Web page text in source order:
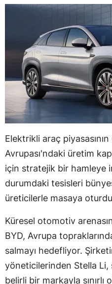
Elektrikli araç
Avrupası'ndaki üretim
için stratejik bir hamleye
durumdaki tesisleri
üreticilerle masaya
Küresel otomotiv
BYD, Avrupa
salmayı hedefliyor.
yöneticilerinden Stella
belirli bir markayla sınırlı